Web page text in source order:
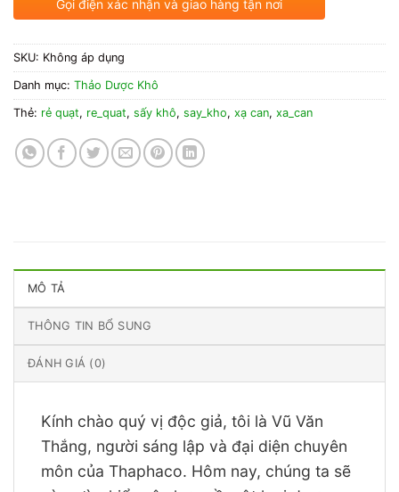
Gọi điện xác nhận và giao hàng tận nơi
SKU: Không áp dụng
Danh mục: Thảo Dược Khô
Thẻ: rẻ quạt, re_quat, sấy khô, say_kho, xạ can, xa_can
MÔ TẢ
THÔNG TIN BỔ SUNG
ĐÁNH GIÁ (0)
Kính chào quý vị độc giả, tôi là Vũ Văn
Thắng, người sáng lập và đại diện chuyên
môn của Thaphaco. Hôm nay, chúng ta sẽ